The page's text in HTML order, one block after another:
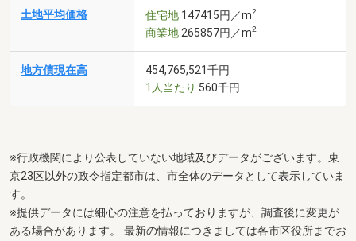
土地平均価格 住宅地 147415円／m2
商業地 265857円／m2
地方債現在高
454,765,521千円
1人当たり 560千円
※行政機関により公表していない地域及びデータがございます。東
京23区以外の政令指定都市は、市全体のデータとして表示していま
す。
※提供データには細心の注意を払っておりますが、調査後に変更が
ある場合があります。 最新の情報につきましては各市区役所までお